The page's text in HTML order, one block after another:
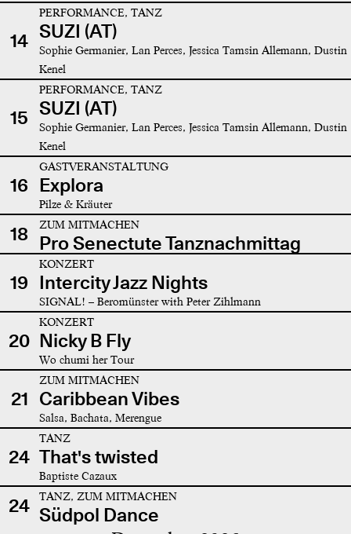
14
PERFORMANCE, TANZ
SUZI (AT)
Sophie Germanier, Lan Perces, Jessica Tamsin Allemann, Dustin
Kenel
15
PERFORMANCE, TANZ
SUZI (AT)
Sophie Germanier, Lan Perces, Jessica Tamsin Allemann, Dustin
Kenel
16
GASTVERANSTALTUNG
Explora
Pilze & Kräuter
18 ZUM MITMACHEN
Pro Senectute Tanznachmittag
19
KONZERT
Intercity Jazz Nights
SIGNAL! – Beromünster with Peter Zihlmann
20
KONZERT
Nicky B Fly
Wo chumi her Tour
21
ZUM MITMACHEN
Caribbean Vibes
Salsa, Bachata, Merengue
24
TANZ
That's twisted
Baptiste Cazaux
24 TANZ, ZUM MITMACHEN
Südpol Dance